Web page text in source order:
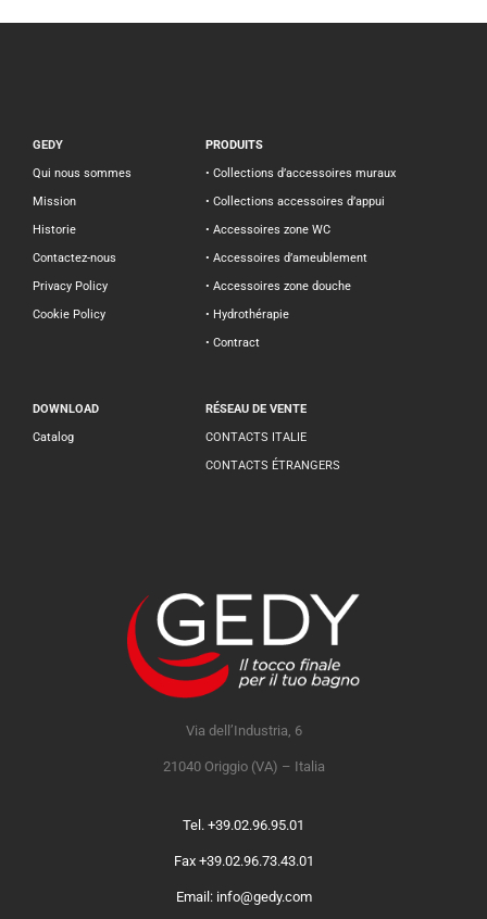
GEDY
Qui nous sommes
Mission
Historie
Contactez-nous
Privacy Policy
Cookie Policy
PRODUITS
• Collections d’accessoires muraux
• Collections accessoires d’appui
• Accessoires zone WC
• Accessoires d’ameublement
• Accessoires zone douche
• Hydrothérapie
• Contract
DOWNLOAD
Catalog
RÉSEAU DE VENTE
CONTACTS ITALIE
CONTACTS ÉTRANGERS
Via dell’Industria, 6
21040 Origgio (VA) – Italia
Tel. +39.02.96.95.01
Fax +39.02.96.73.43.01
Email: info@gedy.com